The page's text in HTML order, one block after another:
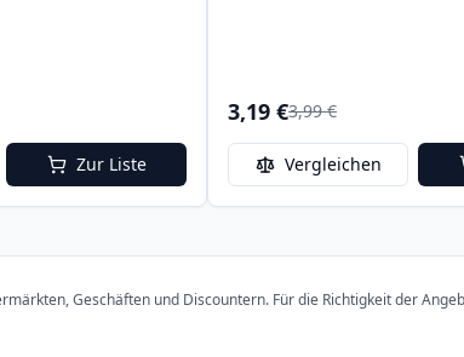
Zur Liste
3,19 €3,99 €
Vergleichen
Geschäften und Discountern. Für die Richtigkeit der